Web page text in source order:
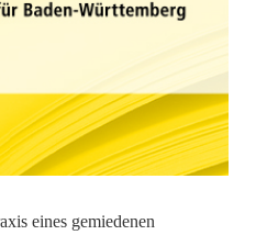
Eisenbarth
eines gemiedenen